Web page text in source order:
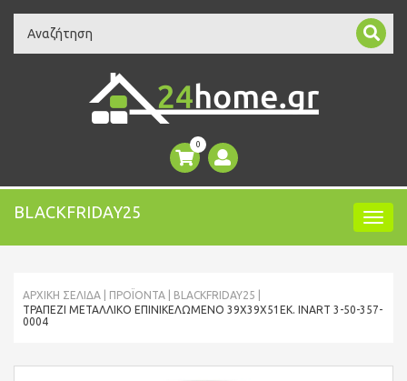
Search
0
BLACKFRIDAY25
ΑΡΧΙΚΉ ΣΕΛΊΔΑ ΠΡΟΪΌΝΤΑ
BLACKFRIDAY25
ΤΡΑΠΈΖΙ ΜΕΤΑΛΛΙΚΌ ΕΠΙΝΙΚΕΛΩΜΈΝΟ 39X39X51ΕΚ. INART 3-50-357-
0004